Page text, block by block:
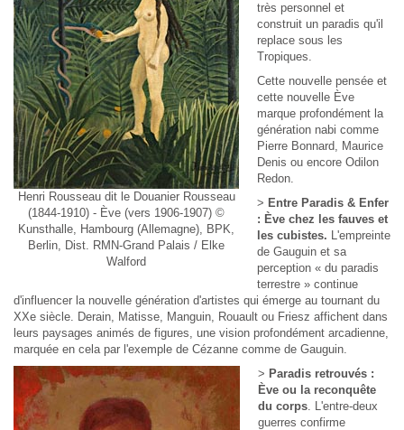
Henri Rousseau dit le Douanier Rousseau
(1844-1910) - Ève (vers 1906-1907) ©
Kunsthalle, Hambourg (Allemagne), BPK,
Berlin, Dist. RMN-Grand Palais / Elke
Walford
très personnel et
construit un paradis qu'il
replace sous les
Tropiques.
Cette nouvelle pensée et
cette nouvelle Ève
marque profondément la
génération nabi comme
Pierre Bonnard, Maurice
Denis ou encore Odilon
Redon.
> Entre Paradis & Enfer
: Ève chez les fauves et
les cubistes. L'empreinte
de Gauguin et sa
perception « du paradis
terrestre » continue
d'influencer la nouvelle génération d'artistes qui émerge au tournant du
XXe siècle. Derain, Matisse, Manguin, Rouault ou Friesz affichent dans
leurs paysages animés de figures, une vision profondément arcadienne,
marquée en cela par l'exemple de Cézanne comme de Gauguin.
> Paradis retrouvés :
Ève ou la reconquête
du corps. L'entre-deux
guerres confirme